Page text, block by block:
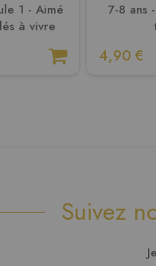
1 - Aimé
à vivre
7-8 ans
4,90 €
Suivez